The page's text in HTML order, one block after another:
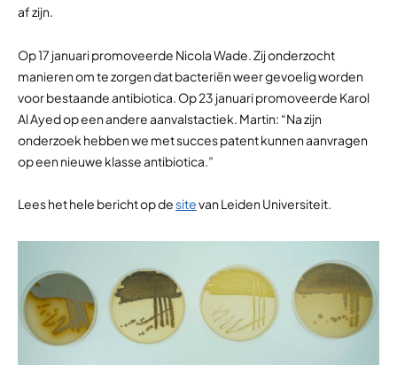
af zijn.
Op 17 januari promoveerde Nicola Wade. Zij onderzocht
manieren om te zorgen dat bacteriën weer gevoelig worden
voor bestaande antibiotica. Op 23 januari promoveerde Karol
Al Ayed op een andere aanvalstactiek. Martin: “Na zijn
onderzoek hebben we met succes patent kunnen aanvragen
op een nieuwe klasse antibiotica.”
Lees het hele bericht op desitevan Leiden Universiteit.